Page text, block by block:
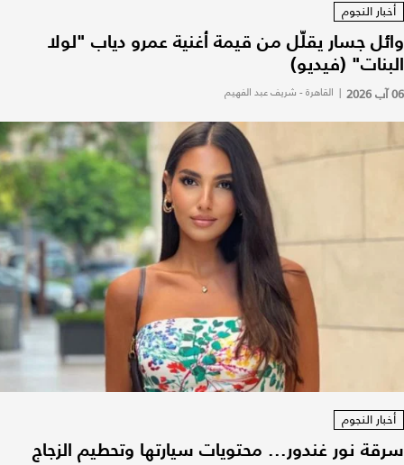
أخبار النجوم
وائل جسار يقلّل من قيمة أغنية عمرو دياب "لولا
البنات" (فيديو)
06 آب 2026 | القاهرة - شريف عبد الفهيم
أخبار النجوم
سرقة نور غندور... محتويات سيارتها وتحطيم الزجاج